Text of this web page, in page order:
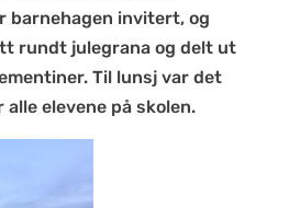
barnehagen invitert, og
rundt julegrana og delt ut
Til lunsj var det
elevene på skolen.